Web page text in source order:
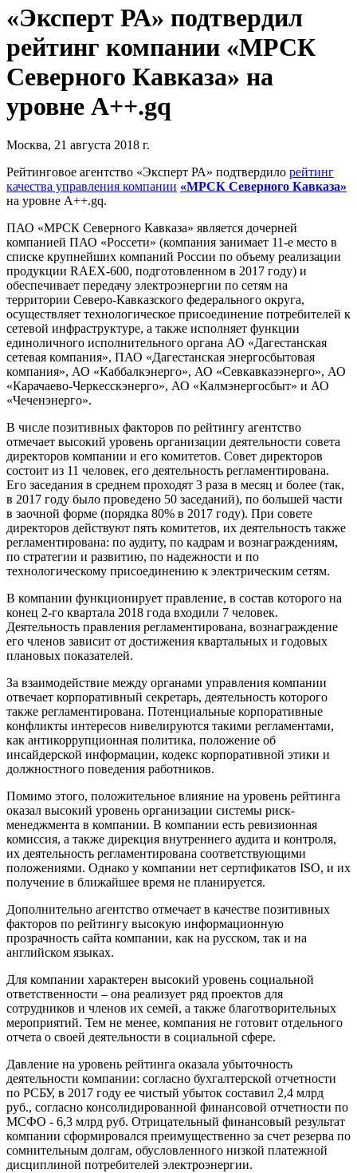
«Эксперт РА» подтвердил
рейтинг компании «МРСК
Северного Кавказа» на
уровне А++.gq
Москва, 21 августа 2018 г.
Рейтинговое агентство «Эксперт РА» подтвердило рейтинг
качества управления компании «МРСК Северного Кавказа»
на уровне А++.gq.
ПАО «МРСК Северного Кавказа» является дочерней
компанией ПАО «Россети» (компания занимает 11-е место в
списке крупнейших компаний России по объему реализации
продукции RAEX-600, подготовленном в 2017 году) и
обеспечивает передачу электроэнергии по сетям на
территории Северо-Кавказского федерального округа,
осуществляет технологическое присоединение потребителей к
сетевой инфраструктуре, а также исполняет функции
единоличного исполнительного органа АО «Дагестанская
сетевая компания», ПАО «Дагестанская энергосбытовая
компания», АО «Каббалкэнерго», АО «Севкавказэнерго», АО
«Карачаево-Черкесскэнерго», АО «Калмэнергосбыт» и АО
«Чеченэнерго».
В числе позитивных факторов по рейтингу агентство
отмечает высокий уровень организации деятельности совета
директоров компании и его комитетов. Совет директоров
состоит из 11 человек, его деятельность регламентирована.
Его заседания в среднем проходят 3 раза в месяц и более (так,
в 2017 году было проведено 50 заседаний), по большей части
в заочной форме (порядка 80% в 2017 году). При совете
директоров действуют пять комитетов, их деятельность также
регламентирована: по аудиту, по кадрам и вознаграждениям,
по стратегии и развитию, по надежности и по
технологическому присоединению к электрическим сетям.
В компании функционирует правление, в состав которого на
конец 2-го квартала 2018 года входили 7 человек.
Деятельность правления регламентирована, вознаграждение
его членов зависит от достижения квартальных и годовых
плановых показателей.
За взаимодействие между органами управления компании
отвечает корпоративный секретарь, деятельность которого
также регламентирована. Потенциальные корпоративные
конфликты интересов нивелируются такими регламентами,
как антикоррупционная политика, положение об
инсайдерской информации, кодекс корпоративной этики и
должностного поведения работников.
Помимо этого, положительное влияние на уровень рейтинга
оказал высокий уровень организации системы риск-
менеджмента в компании. В компании есть ревизионная
комиссия, а также дирекция внутреннего аудита и контроля,
их деятельность регламентирована соответствующими
положениями. Однако у компании нет сертификатов ISO, и их
получение в ближайшее время не планируется.
Дополнительно агентство отмечает в качестве позитивных
факторов по рейтингу высокую информационную
прозрачность сайта компании, как на русском, так и на
английском языках.
Для компании характерен высокий уровень социальной
ответственности – она реализует ряд проектов для
сотрудников и членов их семей, а также благотворительных
мероприятий. Тем не менее, компания не готовит отдельного
отчета о своей деятельности в социальной сфере.
Давление на уровень рейтинга оказала убыточность
деятельности компании: согласно бухгалтерской отчетности
по РСБУ, в 2017 году ее чистый убыток составил 2,4 млрд
руб., согласно консолидированной финансовой отчетности по
МСФО - 6,3 млрд руб. Отрицательный финансовый результат
компании сформировался преимущественно за счет резерва по
сомнительным долгам, обусловленного низкой платежной
дисциплиной потребителей электроэнергии.